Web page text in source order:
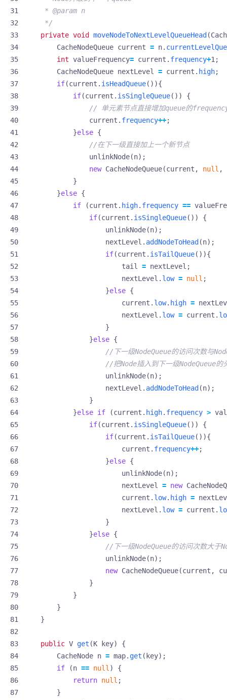
     */
private void moveNodeToNextLevelQueueHead (
CacheNodeQueue current = n.
int valueFrequency= current . frequency+1 ;
CacheNodeQueue nextLevel = current . high;
if(current . isHeadQueue()){
if(current . isSingleQueue())
{
// 单元素节点直接增加queue的
current . frequency++;
}else {
//在下一级直接加上一个新节点
unlinkNode(n);
new CacheNodeQueue(current , null ,
}
}else {
if
(current . high. frequency ==
if(current . isSingleQueue())
{
unlinkNode(n);
nextLevel . addNodeToHead (n);
if(current . isTailQueue()){
tail
= nextLevel ;
nextLevel . low = null ;
}else {
current . low. high =
nextLevel . low = current .
}
}else {
//下一级NodeQueue的访问次数与
//把Node插入到下一级NodeQueue的
unlinkNode(n);
nextLevel . addNodeToHead (n);
}
}else if (current . high. frequency >
if(current . isSingleQueue())
{
if(current . isTailQueue()){
current . frequency++;
}else {
unlinkNode(n);
nextLevel
= new
current . low. high =
nextLevel . low = current .
}
}else {
//下一级NodeQueue的访问次数大于
unlinkNode(n);
new CacheNodeQueue(current ,
}
}
}
}
public V get (K key)
{
CacheNode n = map. get ( key);
if
(n == null )
{
return null ;
}